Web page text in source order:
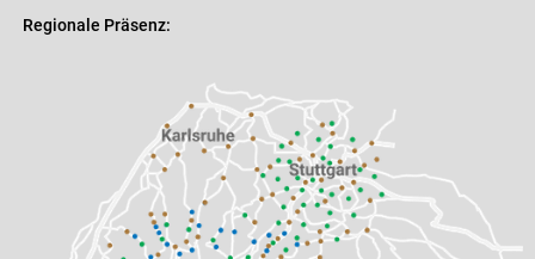
Regionale Präsenz: